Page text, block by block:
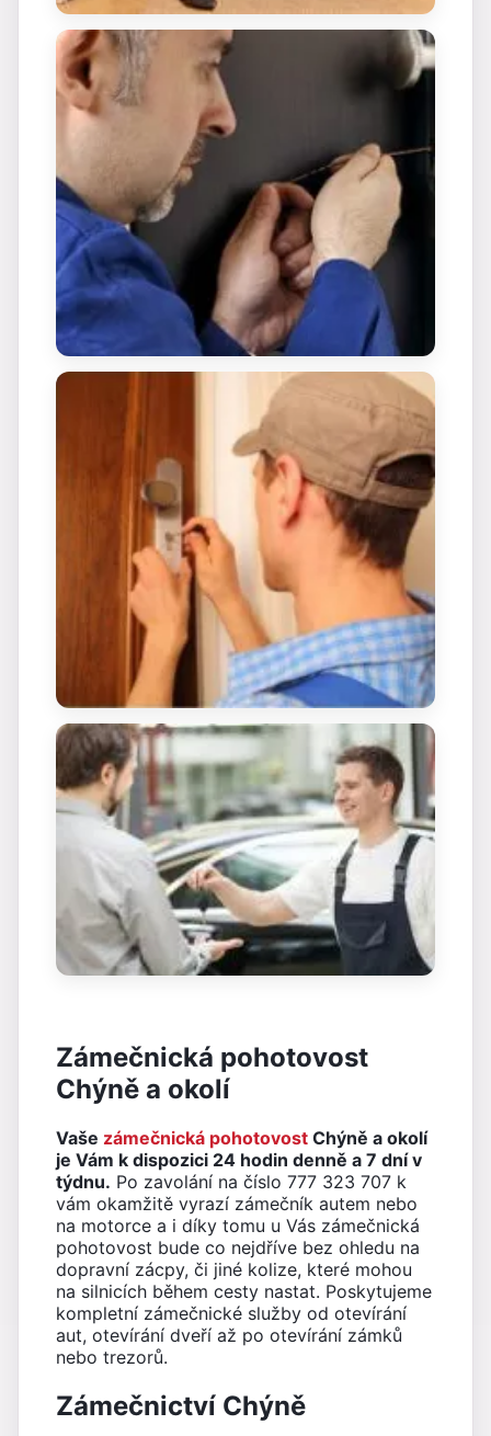
Zámečnická pohotovost
Chýně a okolí
Vaše zámečnická pohotovost Chýně a okolí
je Vám k dispozici 24 hodin denně a 7 dní v
týdnu. Po zavolání na číslo 777 323 707 k
vám okamžitě vyrazí zámečník autem nebo
na motorce a i díky tomu u Vás zámečnická
pohotovost bude co nejdříve bez ohledu na
dopravní zácpy, či jiné kolize, které mohou
na silnicích během cesty nastat. Poskytujeme
kompletní zámečnické služby od otevírání
aut, otevírání dveří až po otevírání zámků
nebo trezorů.
Zámečnictví Chýně